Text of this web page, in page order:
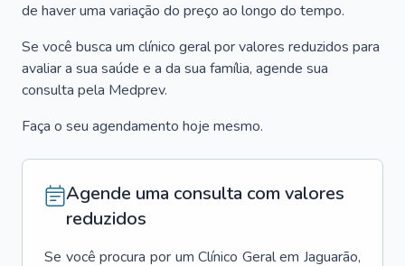
de haver uma variação do preço ao longo do tempo.
Se você busca um clínico geral por valores reduzidos para
avaliar a sua saúde e a da sua família, agende sua
consulta pela Medprev.
Faça o seu agendamento hoje mesmo.
Agende uma consulta com valores
reduzidos
Se você procura por um Clínico Geral em Jaguarão,